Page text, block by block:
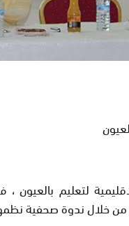
لتعليم
من خلال ندوة صحفية